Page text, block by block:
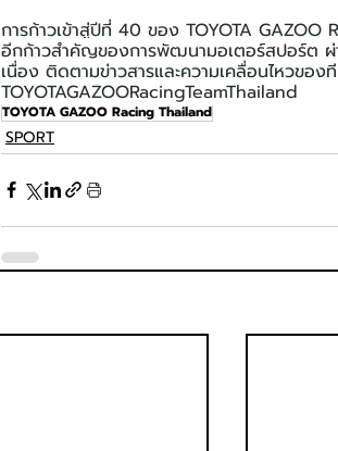
การก้าวเข้าสู่ปีที่ 40 ของ TOYOTA GAZOO
อีกก้าวสำคัญของการพัฒนามอเตอร์สปอร์ต ผ่
เนื่อง ติดตามข่าวสารและความเคลื่อนไหวขอ
TOYOTAGAZOORacingTeamThailand
TOYOTA GAZOO Racing Thailand
SPORT